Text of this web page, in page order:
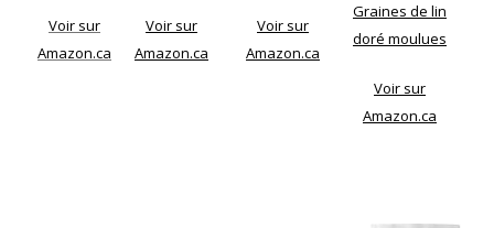
Voir sur
Amazon.ca
Voir sur
Amazon.ca
Voir sur
Amazon.ca
Graines de lin
doré moulues
Voir sur
Amazon.ca